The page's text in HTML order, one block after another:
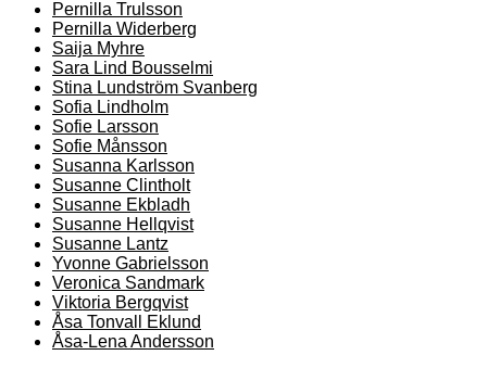
Pernilla Trulsson
Pernilla Widerberg
Saija Myhre
Sara Lind Bousselmi
Stina Lundström Svanberg
Sofia Lindholm
Sofie Larsson
Sofie Månsson
Susanna Karlsson
Susanne Clintholt
Susanne Ekbladh
Susanne Hellqvist
Susanne Lantz
Yvonne Gabrielsson
Veronica Sandmark
Viktoria Bergqvist
Åsa Tonvall Eklund
Åsa-Lena Andersson